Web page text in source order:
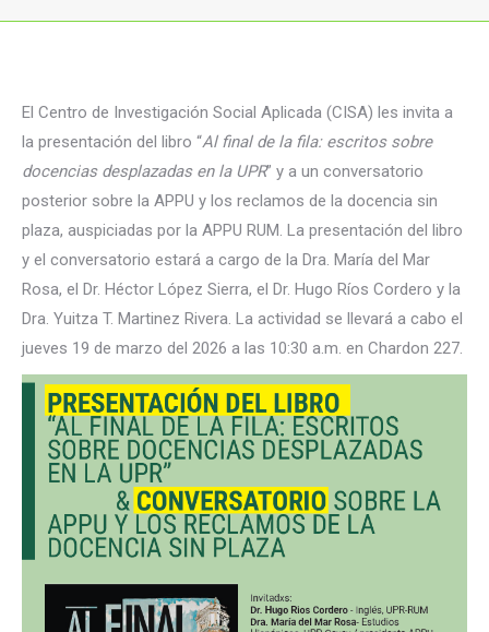
El Centro de Investigación Social Aplicada (CISA) les invita a
la presentación del libro “Al final de la fila: escritos sobre
docencias desplazadas en la UPR” y a un conversatorio
posterior sobre la APPU y los reclamos de la docencia sin
plaza, auspiciadas por la APPU RUM. La presentación del libro
y el conversatorio estará a cargo de la Dra. María del Mar
Rosa, el Dr. Héctor López Sierra, el Dr. Hugo Ríos Cordero y la
Dra. Yuitza T. Martinez Rivera. La actividad se llevará a cabo el
jueves 19 de marzo del 2026 a las 10:30 a.m. en Chardon 227.